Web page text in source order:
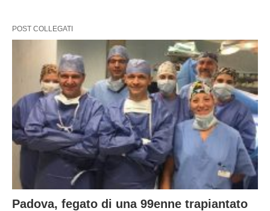
POST COLLEGATI
Padova, fegato di una 99enne trapiantato